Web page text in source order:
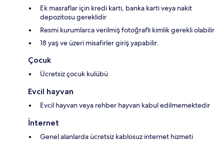
Ek masraflar için kredi kartı, banka kartı veya nakit
depozitosu gereklidir
Resmi kurumlarca verilmiş fotoğraflı kimlik gerekli olabilir
18 yaş ve üzeri misafirler giriş yapabilir.
Çocuk
Ücretsiz çocuk kulübü
Evcil hayvan
Evcil hayvan veya rehber hayvan kabul edilmemektedir
İnternet
Genel alanlarda ücretsiz kablosuz internet hizmeti